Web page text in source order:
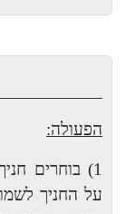
הפעולה:
1) בוחרים
על החניך